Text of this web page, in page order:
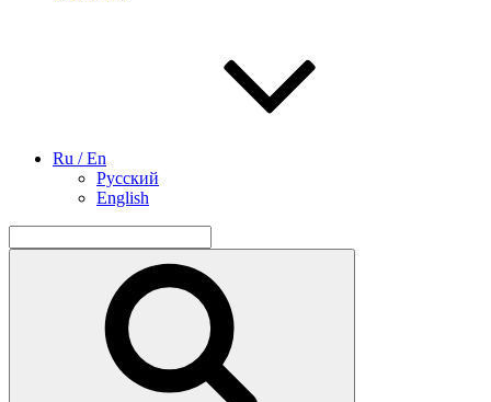
Ru / En
Русский
English